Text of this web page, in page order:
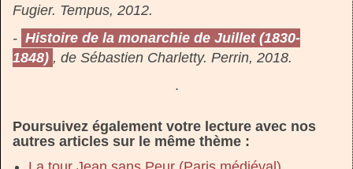
Fugier. Tempus, 2012.
- Histoire de la monarchie de Juillet (1830-
1848) , de Sébastien Charletty. Perrin, 2018.
.
Poursuivez également votre lecture avec nos
autres articles sur le même thème :